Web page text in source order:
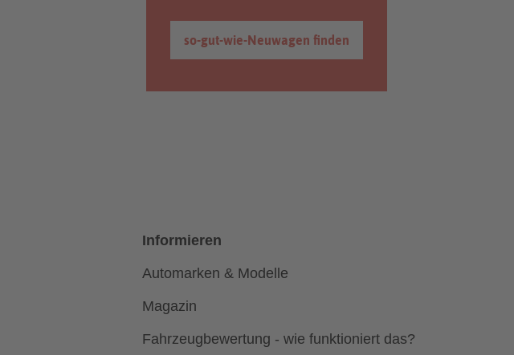
so-gut-wie-Neuwagen finden
Informieren
Automarken & Modelle
Magazin
Fahrzeugbewertung - wie funktioniert das?